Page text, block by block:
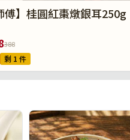
傅】桂圓紅棗燉銀耳250g
388
剩 1 件